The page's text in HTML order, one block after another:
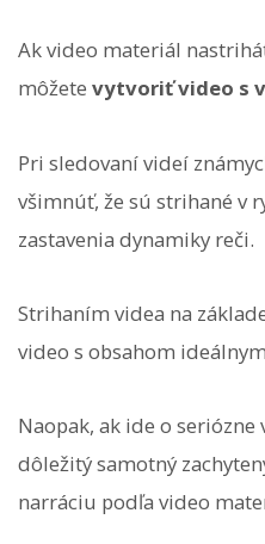
Ak video materiál
môžete vytvoriť video s
Pri sledovaní videí
všimnúť, že sú strihané v
zastavenia dynamiky reči.
Strihaním videa na
video s obsahom
Naopak, ak ide o
dôležitý samotný
narráciu podľa video